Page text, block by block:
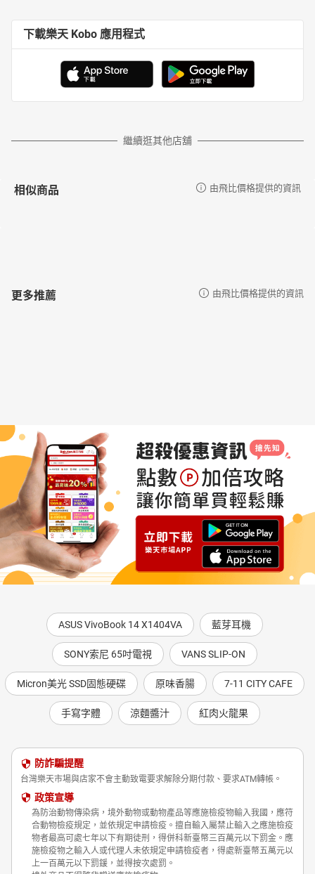
下載樂天 Kobo 應用程式
繼續逛其他店舖
相似商品 由飛比價格提供的資訊
更多推薦 由飛比價格提供的資訊
ASUS VivoBook 14 X1404VA 藍芽耳機
SONY索尼 65吋電視 VANS SLIP-ON
Micron美光 SSD固態硬碟 原味香腸 7-11 CITY CAFE
手寫字體 涼麵醬汁 紅肉火龍果
防詐騙提醒
台灣樂天市場與店家不會主動致電要求解除分期付款、要求ATM轉帳。
政策宣導
為防治動物傳染病，境外動物或動物產品等應施檢疫物輸入我國，應符
合動物檢疫規定，並依規定申請檢疫。擅自輸入屬禁止輸入之應施檢疫
物者最高可處七年以下有期徒刑，得併科新臺幣三百萬元以下罰金。應
施檢疫物之輸入人或代理人未依規定申請檢疫者，得處新臺幣五萬元以
上一百萬元以下罰鍰，並得按次處罰。